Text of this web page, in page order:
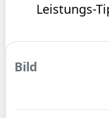
Leistungs-